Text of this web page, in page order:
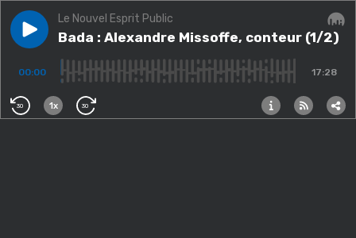
Play episodeBada : Alexandre Missoffe, conteur (1/2)
Le Nouvel Esprit Public
Bada : Alexandre Missoffe, conteur (1/2)
00:00 17:28
30 1x 30